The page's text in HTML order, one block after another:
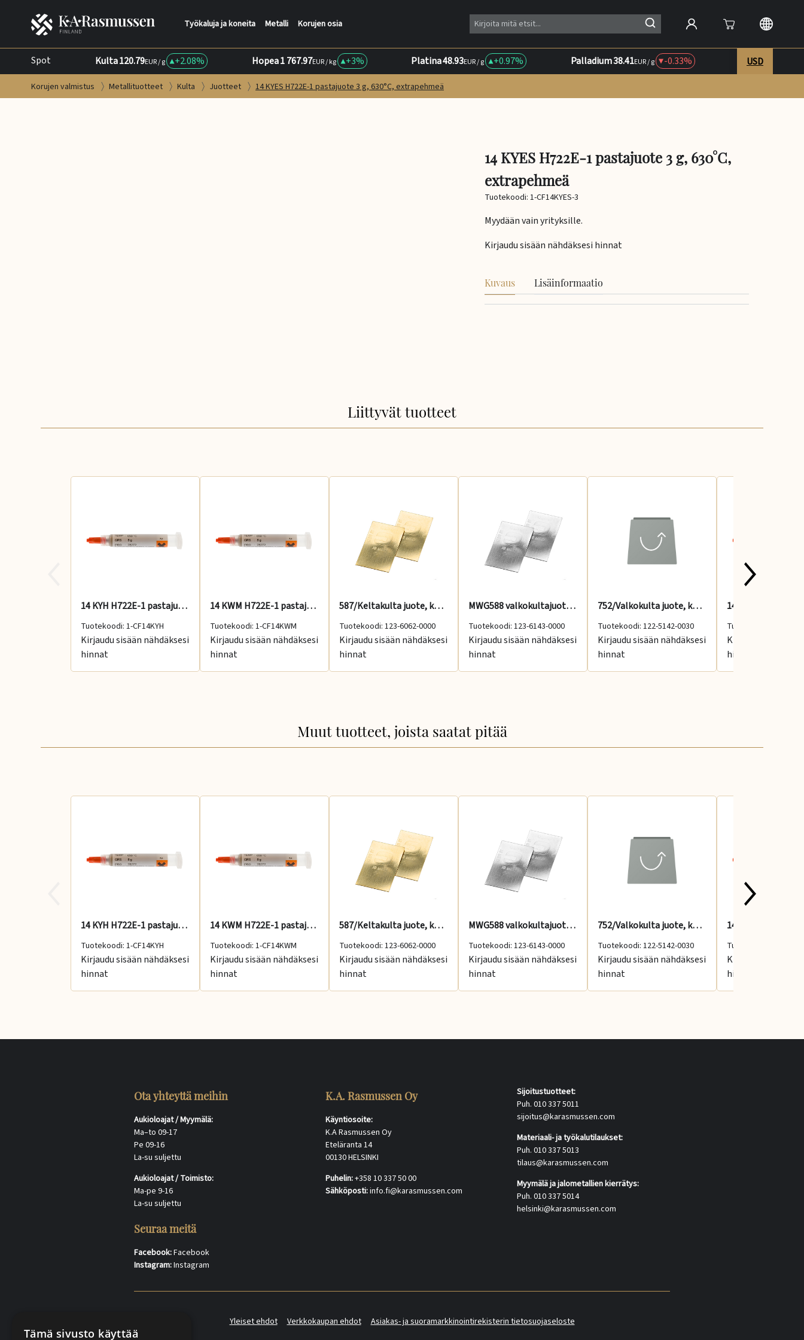
Työkaluja ja koneita Metalli Korujen osia
Spot Kulta120.79EUR / g +2.08% Hopea1 767.97EUR / kg +3% Platina48.93EUR / g +0.97% Palladium38.41EUR / g -0.33% USD
Korujen valmistus Metallituotteet Kulta Juotteet 14 KYES H722E-1 pastajuote 3 g, 630°C, extrapehmeä
14 KYES H722E-1 pastajuote 3 g, 630°C,
extrapehmeä
Tuotekoodi: 1-CF14KYES-3
Myydään vain yrityksille.
Kirjaudu sisään nähdäksesi hinnat
Kuvaus Lisäinformaatio
Liittyvät tuotteet
14 KYH H722E-1 pastajuote 8 g, 785 °C, kova
Tuotekoodi: 1-CF14KYH
Kirjaudu sisään nähdäksesi
hinnat
14 KWM H722E-1 pastajuote 8 g, 770 °C, medium
Tuotekoodi: 1-CF14KWM
Kirjaudu sisään nähdäksesi
hinnat
587/Keltakulta juote, kova 2 g, 770-830 °C
Tuotekoodi: 123-6062-0000
Kirjaudu sisään nähdäksesi
hinnat
MWG588 valkokultajuote 705 - 720 °C, medium
Tuotekoodi: 123-6143-0000
Kirjaudu sisään nähdäksesi
hinnat
752/Valkokulta juote, kova 2 g, 970-1020 °C
Tuotekoodi: 122-5142-0030
Kirjaudu sisään nähdäksesi
hinnat
Tuotekoodi: 1-
Kirjaudu sisään
hinnat
Muut tuotteet, joista saatat pitää
14 KYH H722E-1 pastajuote 8 g, 785 °C, kova
Tuotekoodi: 1-CF14KYH
Kirjaudu sisään nähdäksesi
hinnat
14 KWM H722E-1 pastajuote 8 g, 770 °C, medium
Tuotekoodi: 1-CF14KWM
Kirjaudu sisään nähdäksesi
hinnat
587/Keltakulta juote, kova 2 g, 770-830 °C
Tuotekoodi: 123-6062-0000
Kirjaudu sisään nähdäksesi
hinnat
MWG588 valkokultajuote 705 - 720 °C, medium
Tuotekoodi: 123-6143-0000
Kirjaudu sisään nähdäksesi
hinnat
752/Valkokulta juote, kova 2 g, 970-1020 °C
Tuotekoodi: 122-5142-0030
Kirjaudu sisään nähdäksesi
hinnat
Tuotekoodi: 1-
Kirjaudu sisään
hinnat
Ota yhteyttä meihin
Aukioloajat / Myymälä:
Ma–to 09-17
Pe 09-16
La-su suljettu
Aukioloajat / Toimisto:
Ma-pe 9-16
La-su suljettu
Seuraa meitä
Facebook:Facebook
Instagram:Instagram
K.A. Rasmussen Oy
Käyntiosoite:
K.A Rasmussen Oy
Eteläranta 14
00130 HELSINKI
Puhelin:+358 10 337 50 00
Sähköposti:info.fi@karasmussen.com
Sijoitustuotteet:
Puh. 010 337 5011
sijoitus@karasmussen.com
Materiaali- ja työkalutilaukset:
Puh. 010 337 5013
tilaus@karasmussen.com
Myymälä ja jalometallien kierrätys:
Puh. 010 337 5014
helsinki@karasmussen.com
Yleiset ehdot Verkkokaupan ehdot Asiakas- ja suoramarkkinointirekisterin tietosuojaseloste
Tämä sivusto käyttää